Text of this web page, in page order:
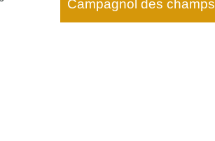
Campagnol des champs